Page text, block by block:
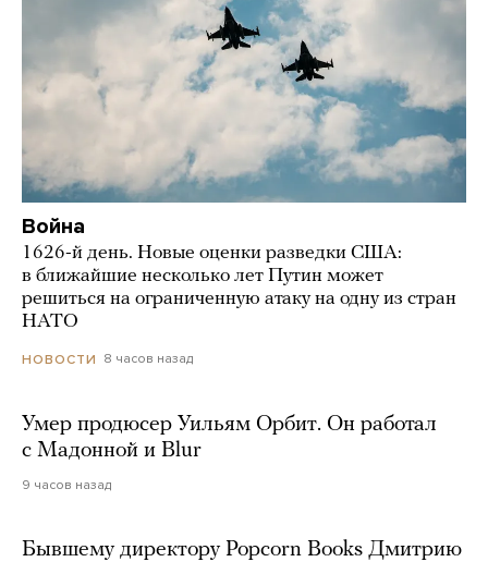
Война
1626-й день. Новые оценки разведки США:
в ближайшие несколько лет Путин может
решиться на ограниченную атаку на одну из стран
НАТО
НОВОСТИ 8 часов назад
Умер продюсер Уильям Орбит. Он работал
с Мадонной и Blur
9 часов назад
Бывшему директору Popcorn Books Дмитрию